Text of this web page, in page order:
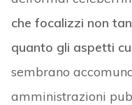
che focalizzi non
quanto gli aspetti
sembrano
amministrazioni